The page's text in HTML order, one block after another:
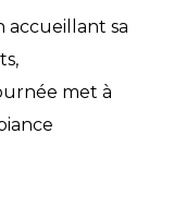
accueillant sa
met à